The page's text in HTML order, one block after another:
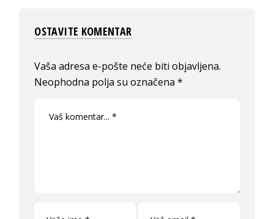
OSTAVITE KOMENTAR
Vaša adresa e-pošte neće biti objavljena.
Neophodna polja su označena*